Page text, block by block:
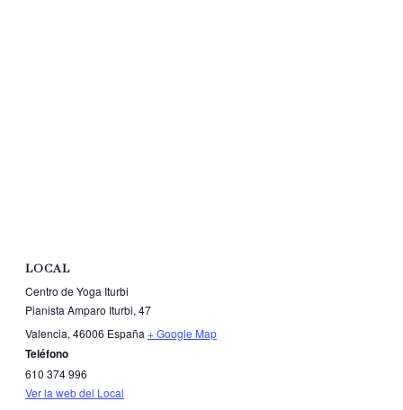
LOCAL
Centro de Yoga Iturbi
Pianista Amparo Iturbi, 47
Valencia, 46006 España + Google Map
Teléfono
610 374 996
Ver la web del Local